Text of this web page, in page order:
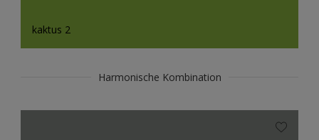
kaktus 2
Harmonische Kombination